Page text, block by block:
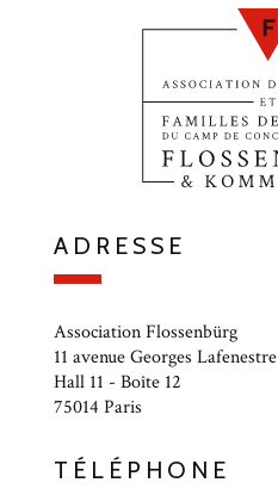
ADRESSE
Association Flossenbürg
11 avenue Georges Lafenestre
Hall 11 - Boîte 12
75014 Paris
TÉLÉPHONE